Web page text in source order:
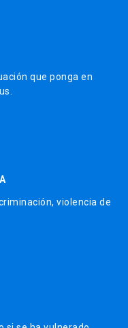
que ponga en
violencia de